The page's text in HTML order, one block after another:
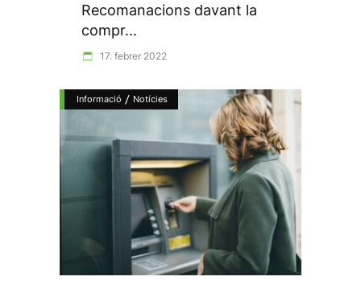
Recomanacions davant la
compr...
17. febrer 2022
Informació / Notícies